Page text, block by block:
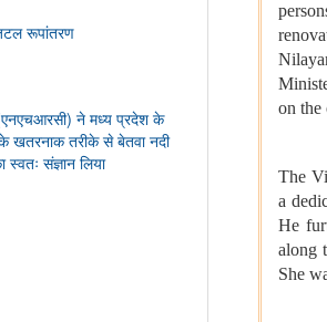
रूपांतरण
(एनएचआरसी) ने मध्य प्रदेश के
खतरनाक तरीके से बेतवा नदी
स्वतः संज्ञान लिया